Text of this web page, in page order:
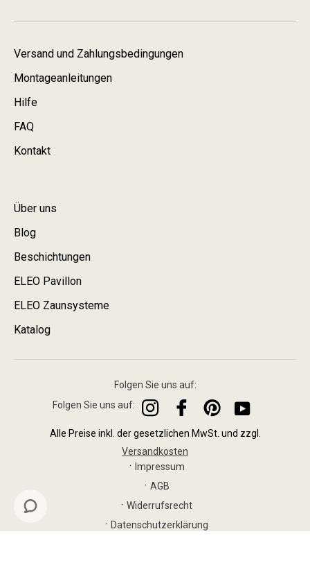
Versand und Zahlungsbedingungen
Montageanleitungen
Hilfe
FAQ
Kontakt
Über uns
Blog
Beschichtungen
ELEO Pavillon
ELEO Zaunsysteme
Katalog
Folgen Sie uns auf:
Folgen Sie uns auf:
InstagramFacebookPinterestYouTube
Alle Preise inkl. der gesetzlichen MwSt. und zzgl.
Versandkosten
Impressum
AGB
Widerrufsrecht
Datenschutzerklärung